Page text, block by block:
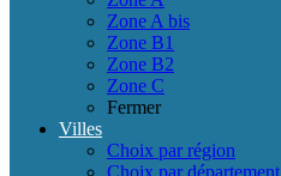
Zone A bis
Zone B1
Zone B2
Zone C
Fermer
Villes
Choix par région
Choix par département